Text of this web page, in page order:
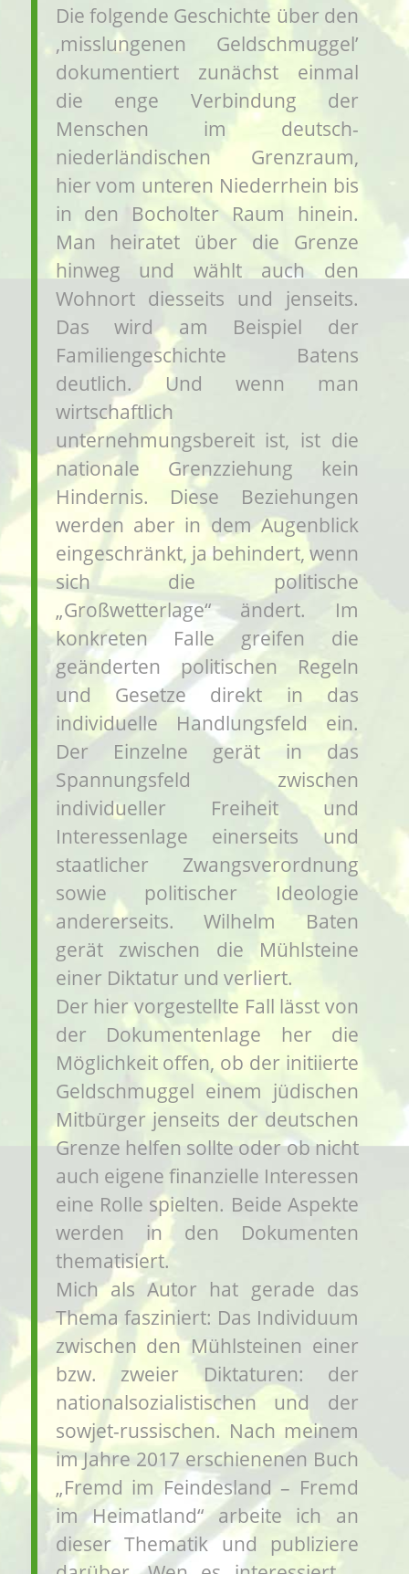
Die folgende Geschichte über den
‚misslungenen Geldschmuggel’
dokumentiert zunächst einmal
die enge Verbindung der
Menschen im deutsch-
niederländischen Grenzraum,
hier vom unteren Niederrhein bis
in den Bocholter Raum hinein.
Man heiratet über die Grenze
hinweg und wählt auch den
Wohnort diesseits und jenseits.
Das wird am Beispiel der
Familiengeschichte Batens
deutlich. Und wenn man
wirtschaftlich
unternehmungsbereit ist, ist die
nationale Grenzziehung kein
Hindernis. Diese Beziehungen
werden aber in dem Augenblick
eingeschränkt, ja behindert, wenn
sich die politische
„Großwetterlage“ ändert. Im
konkreten Falle greifen die
geänderten politischen Regeln
und Gesetze direkt in das
individuelle Handlungsfeld ein.
Der Einzelne gerät in das
Spannungsfeld zwischen
individueller Freiheit und
Interessenlage einerseits und
staatlicher Zwangsverordnung
sowie politischer Ideologie
andererseits. Wilhelm Baten
gerät zwischen die Mühlsteine
einer Diktatur und verliert.
Der hier vorgestellte Fall lässt von
der Dokumentenlage her die
Möglichkeit offen, ob der initiierte
Geldschmuggel einem jüdischen
Mitbürger jenseits der deutschen
Grenze helfen sollte oder ob nicht
auch eigene finanzielle Interessen
eine Rolle spielten. Beide Aspekte
werden in den Dokumenten
thematisiert.
Mich als Autor hat gerade das
Thema fasziniert: Das Individuum
zwischen den Mühlsteinen einer
bzw. zweier Diktaturen: der
nationalsozialistischen und der
sowjet-russischen. Nach meinem
im Jahre 2017 erschienenen Buch
„Fremd im Feindesland – Fremd
im Heimatland“ arbeite ich an
dieser Thematik und publiziere